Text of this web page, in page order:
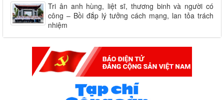
Tri ân anh hùng, liệt sĩ, thương binh và người có
công – Bồi đắp lý tưởng cách mạng, lan tỏa trách
nhiệm